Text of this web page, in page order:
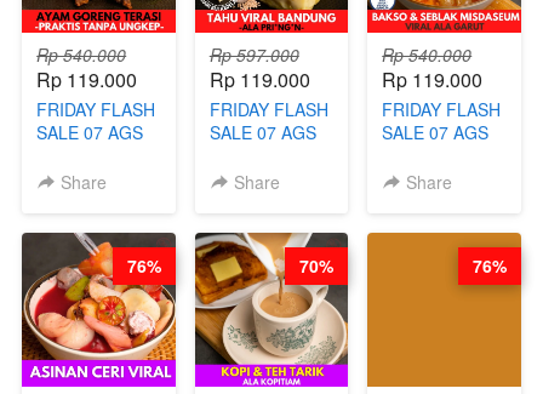
Rp 540.000
Rp 119.000
FRIDAY FLASH
SALE 07 AGS
GORENG
TANPA
UNGKEP - BY
CHEF WARSIDI
WONG
Share
Rp 597.000
Rp 119.000
FRIDAY FLASH
SALE 07 AGS
VIRAL
- BY CHEF
DITA
Share
Rp 540.000
Rp 119.000
FRIDAY FLASH
SALE 07 AGS
& SEBLAK
GARUT - BY
CHEF WARSIDI
Share
76% 70% 76%